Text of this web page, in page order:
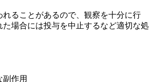
れることがあるので、観察を十分に行
た場合には投与を中止するなど適切な処
作用